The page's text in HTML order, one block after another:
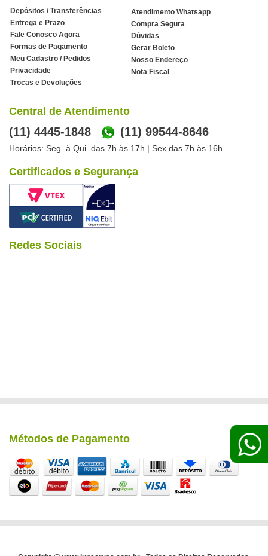
Depósitos / Transferências
Entrega e Prazo
Fale Conosco Agora
Formas de Pagamento
Meu Cadastro / Pedidos
Privacidade
Trocas e Devoluções
Atendimento Whatsapp
Compra Segura
Dúvidas
Gerar Boleto
Nosso Endereço
Nota Fiscal
Central de Atendimento
(11) 4445-1848 (11) 99544-8646
Horários: Seg. à Qui. das 7h às 17h | Sex das 7h às 16h
Certificados e Segurança
Redes Sociais
Métodos de Pagamento